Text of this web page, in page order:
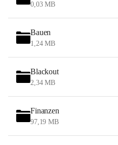
0,03 MB
Bauen
1,24 MB
Blackout
2,34 MB
Finanzen
97,19 MB